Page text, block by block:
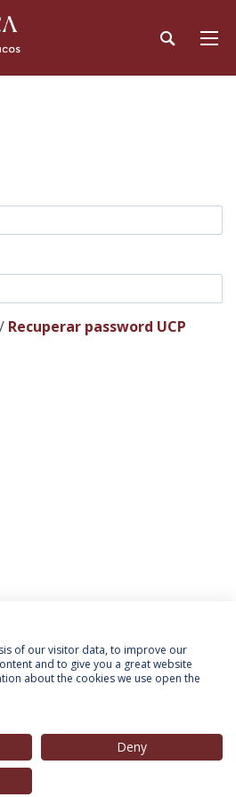
/ Recuperar password UCP
of our visitor data, to improve our
and to give you a great website
about the cookies we use open the
Deny